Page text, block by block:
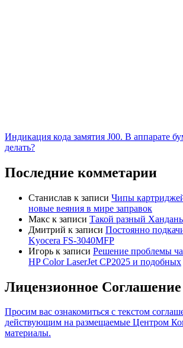
Индикация кода замятия J00. В аппарате
делать?
Последние комметарии
Станислав к записи Чипы
новые веяния в мире заправок
Макс к записи Такой разный
Дмитрий к записи Постоянно
Kyocera FS-3040MFP
Игорь к записи Решение проблемы
HP Color LaserJet CP2025 и подобных
Лицензионное Соглашение
Просим вас ознакомиться с текстом
действующим на размещаемые Центром
материалы.